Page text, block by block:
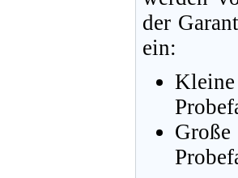
der
ein: